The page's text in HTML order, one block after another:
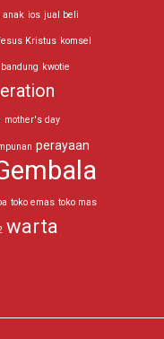
anak ios jual beli
Kristus komsel
kwotie
mother's day
perayaan
toko emas toko mas
warta